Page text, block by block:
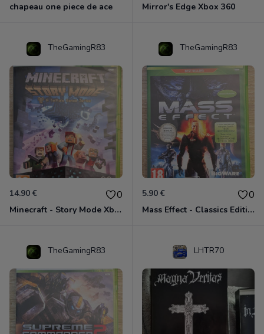
chapeau one piece de ace Mirror's Edge Xbox 360
TheGamingR83
14.90 € 0
Minecraft - Story Mode Xbox 360
TheGamingR83
5.90 € 0
Mass Effect - Classics Edition Xbox 360
TheGamingR83 LHTR70